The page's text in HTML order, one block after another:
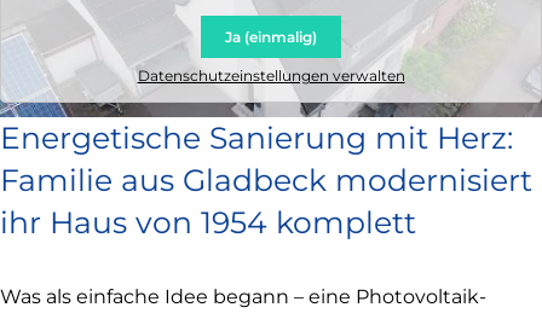
Ja (einmalig)
Datenschutzeinstellungen verwalten
Energetische Sanierung mit Herz:
Familie aus Gladbeck modernisiert
ihr Haus von 1954 komplett
Was als einfache Idee begann – eine Photovoltaik-